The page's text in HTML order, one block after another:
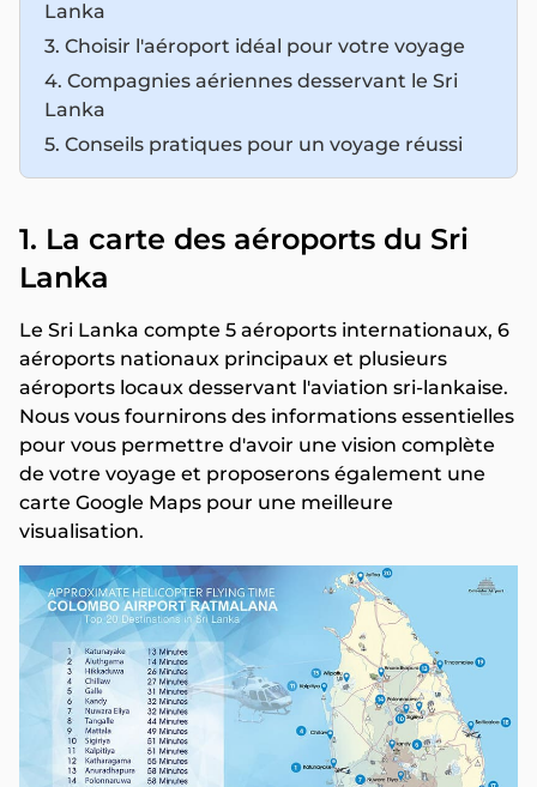
Lanka
3. Choisir l'aéroport idéal pour votre voyage
4. Compagnies aériennes desservant le Sri
Lanka
5. Conseils pratiques pour un voyage réussi
​1. La carte des aéroports du Sri
Lanka
Le Sri Lanka compte 5 aéroports internationaux, 6
aéroports nationaux principaux et plusieurs
aéroports locaux desservant l'aviation sri-lankaise.
Nous vous fournirons des informations essentielles
pour vous permettre d'avoir une vision complète
de votre voyage et proposerons également une
carte Google Maps pour une meilleure
visualisation.